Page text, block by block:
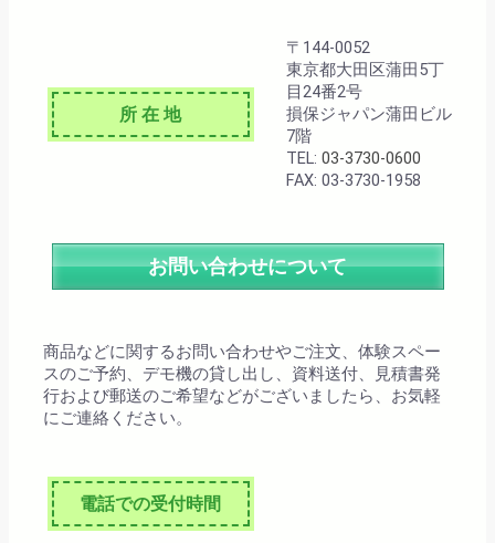
所 在 地
〒144-0052
東京都大田区蒲田5丁
目24番2号
損保ジャパン蒲田ビル
7階
TEL: 03-3730-0600
FAX: 03-3730-1958
お問い合わせについて
商品などに関するお問い合わせやご注文、体験スペー
スのご予約、デモ機の貸し出し、資料送付、見積書発
行および郵送のご希望などがございましたら、お気軽
にご連絡ください。
電話での受付時間